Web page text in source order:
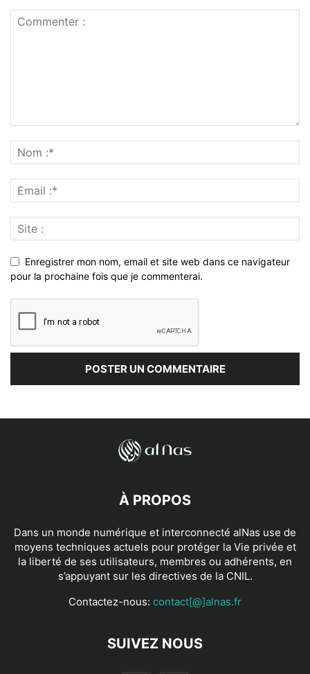
Enregistrer mon nom, email et site web dans ce navigateur
pour la prochaine fois que je commenterai.
À PROPOS
Dans un monde numérique et interconnecté alNas use de
moyens techniques actuels pour protéger la Vie privée et
la liberté de ses utilisateurs, membres ou adhérents, en
s’appuyant sur les directives de la CNIL.
Contactez-nous: contact[@]alnas.fr
SUIVEZ NOUS